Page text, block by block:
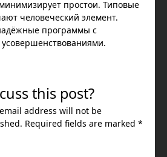
простои. Типовые
человеческий элемент.
программы с
this post?
address will not be
Required fields are marked *